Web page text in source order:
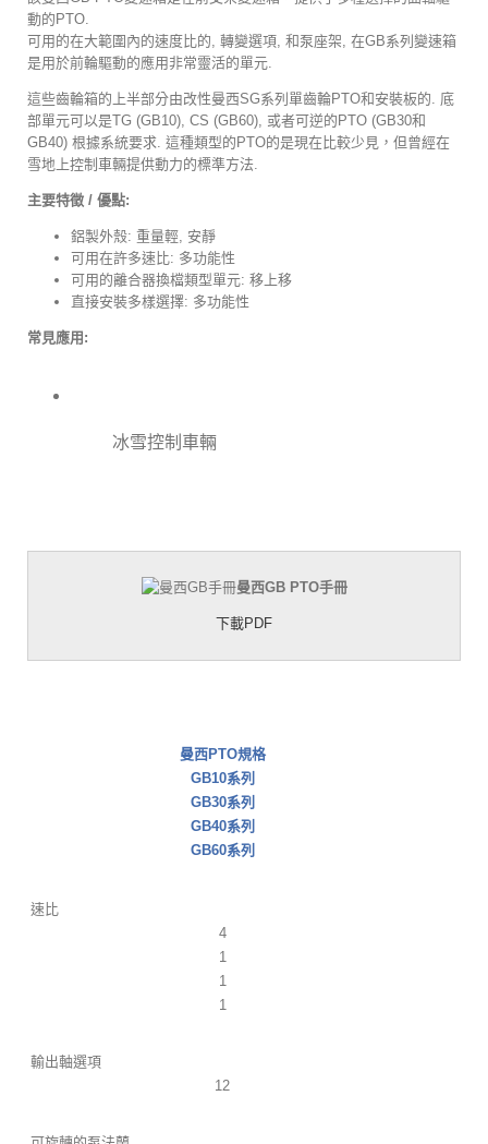
動的PTO.
可用的在大範圍內的速度比的, 轉變選項, 和泵座架, 在GB系列變速箱
是用於前輪驅動的應用非常靈活的單元.
這些齒輪箱的上半部分由改性曼西SG系列單齒輪PTO和安裝板的. 底
部單元可以是TG (GB10), CS (GB60), 或者可逆的PTO (GB30和
GB40) 根據系統要求. 這種類型的PTO的是現在比較少見，但曾經在
雪地上控制車輛提供動力的標準方法.
主要特徵 / 優點:
鋁製外殼: 重量輕, 安靜
可用在許多速比: 多功能性
可用的離合器換檔類型單元: 移上移
直接安裝多樣選擇: 多功能性
常見應用:
冰雪控制車輛
曼西GB PTO手冊
下載PDF
曼西PTO規格
GB10系列
GB30系列
GB40系列
GB60系列
速比
4
1
1
1
輸出軸選項
12